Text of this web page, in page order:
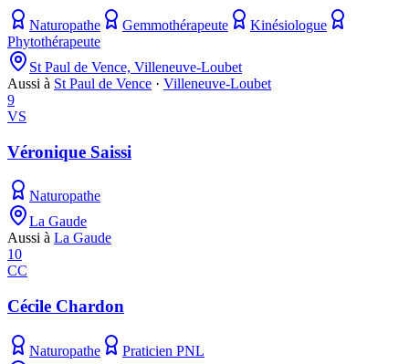
Naturopathe Gemmothérapeute
Kinésiologue
Phytothérapeute
St Paul de Vence, Villeneuve-Loubet
Aussi à St Paul de Vence · Villeneuve-Loubet
9
VS
Véronique Saissi
Naturopathe
La Gaude
Aussi à La Gaude
10
CC
Cécile Chardon
Naturopathe Praticien PNL